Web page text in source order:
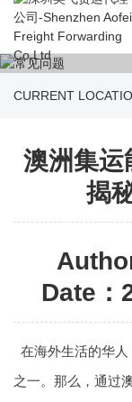
CURRENT
澳洲集运
揭
Date：
在海外生活的华
之一。那么，通过